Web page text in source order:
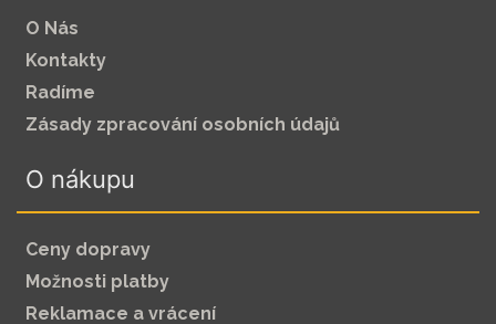
O Nás
Kontakty
Radíme
Zásady zpracování osobních údajů
O nákupu
Ceny dopravy
Možnosti platby
Reklamace a vrácení